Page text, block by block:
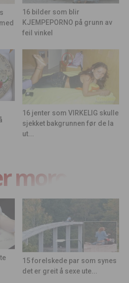
16 bilder som blir
KJEMPEPORNO på grunn av
feil vinkel
16 jenter som VIRKELIG skulle
sjekket bakgrunnen før de la
ut...
moro
15 forelskede par som synes
det er greit å sexe ute...